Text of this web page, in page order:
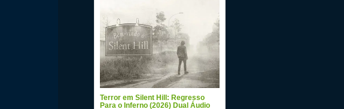
Terror em Silent Hill: Regresso
Para o Inferno (2026) Dual Áudio